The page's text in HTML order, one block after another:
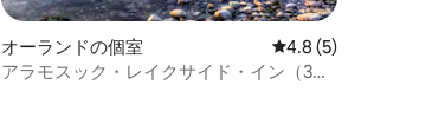
、5つ星中4.33つ星の平均評価
オーランドの個室 レビュー5件、5つ
4.8 (5)
アラモスック・レイクサイド・イン（3号